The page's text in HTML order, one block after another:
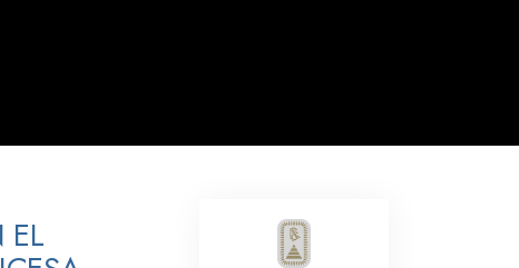
La Tecnología de Estudio
EL